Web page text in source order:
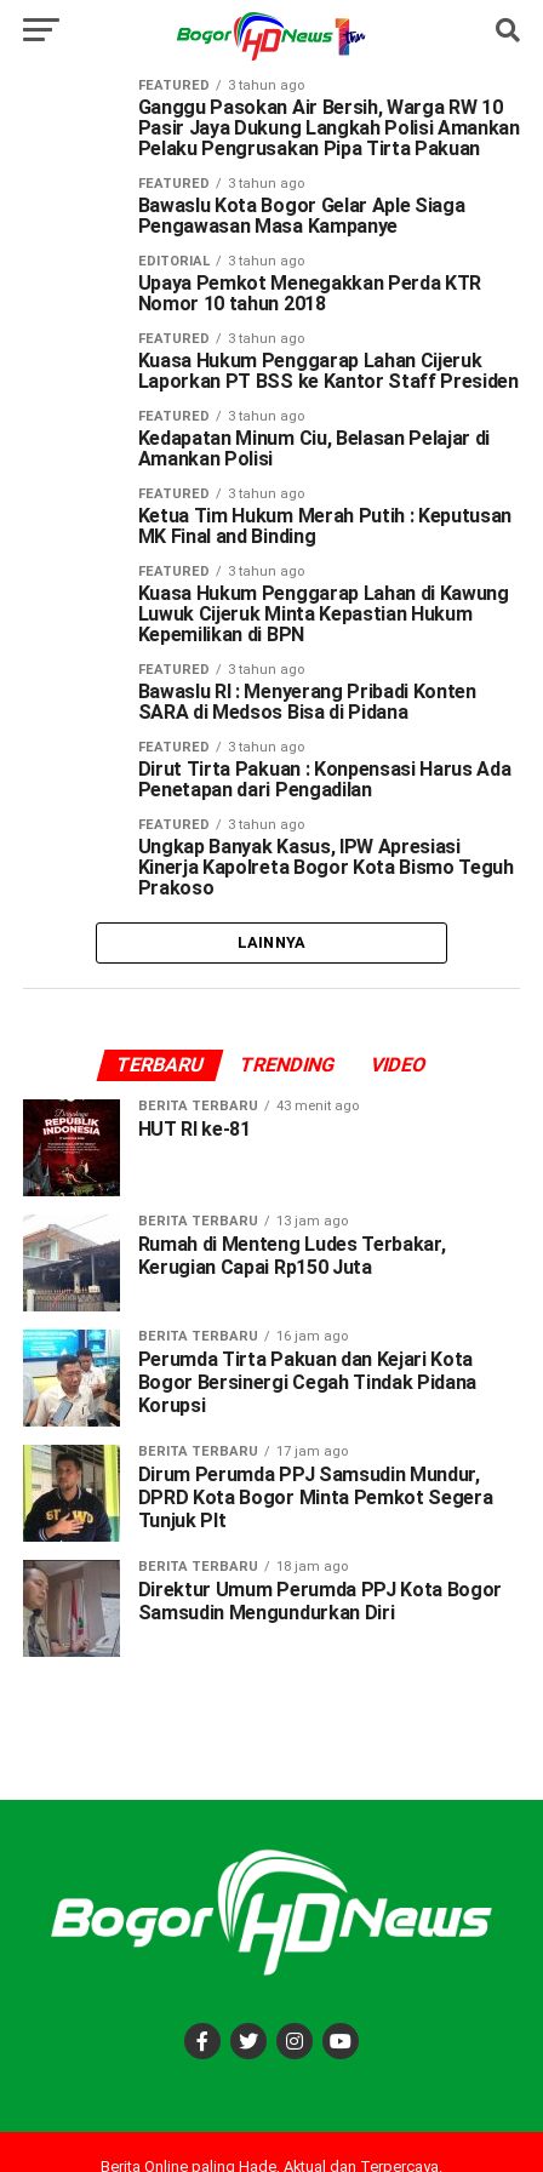
FEATURED 3 tahun ago
Ganggu Pasokan Air Bersih, Warga RW 10
Pasir Jaya Dukung Langkah Polisi Amankan
Pelaku Pengrusakan Pipa Tirta Pakuan
FEATURED 3 tahun ago
Bawaslu Kota Bogor Gelar Aple Siaga
Pengawasan Masa Kampanye
EDITORIAL 3 tahun ago
Upaya Pemkot Menegakkan Perda KTR
Nomor 10 tahun 2018
FEATURED 3 tahun ago
Kuasa Hukum Penggarap Lahan Cijeruk
Laporkan PT BSS ke Kantor Staff Presiden
FEATURED 3 tahun ago
Kedapatan Minum Ciu, Belasan Pelajar di
Amankan Polisi
FEATURED 3 tahun ago
Ketua Tim Hukum Merah Putih : Keputusan
MK Final and Binding
FEATURED 3 tahun ago
Kuasa Hukum Penggarap Lahan di Kawung
Luwuk Cijeruk Minta Kepastian Hukum
Kepemilikan di BPN
FEATURED 3 tahun ago
Bawaslu RI : Menyerang Pribadi Konten
SARA di Medsos Bisa di Pidana
FEATURED 3 tahun ago
Dirut Tirta Pakuan : Konpensasi Harus Ada
Penetapan dari Pengadilan
FEATURED 3 tahun ago
Ungkap Banyak Kasus, IPW Apresiasi
Kinerja Kapolreta Bogor Kota Bismo Teguh
Prakoso
LAINNYA
TERBARU TRENDING VIDEO
BERITA TERBARU 43 menit ago
HUT RI ke-81
BERITA TERBARU 13 jam ago
Rumah di Menteng Ludes Terbakar,
Kerugian Capai Rp150 Juta
BERITA TERBARU 16 jam ago
Perumda Tirta Pakuan dan Kejari Kota
Bogor Bersinergi Cegah Tindak Pidana
Korupsi
BERITA TERBARU 17 jam ago
Dirum Perumda PPJ Samsudin Mundur,
DPRD Kota Bogor Minta Pemkot Segera
Tunjuk Plt
BERITA TERBARU 18 jam ago
Direktur Umum Perumda PPJ Kota Bogor
Samsudin Mengundurkan Diri
Berita Online paling Hade, Aktual dan Terpercaya.